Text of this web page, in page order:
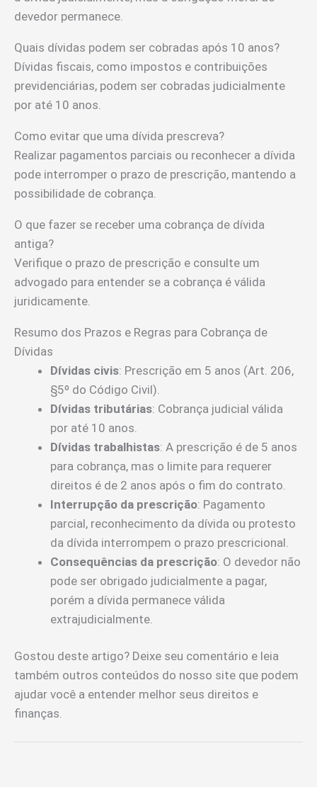
devedor permanece.
Quais dívidas podem ser cobradas após 10 anos?
Dívidas fiscais, como impostos e contribuições
previdenciárias, podem ser cobradas judicialmente
por até 10 anos.
Como evitar que uma dívida prescreva?
Realizar pagamentos parciais ou reconhecer a dívida
pode interromper o prazo de prescrição, mantendo a
possibilidade de cobrança.
O que fazer se receber uma cobrança de dívida
antiga?
Verifique o prazo de prescrição e consulte um
advogado para entender se a cobrança é válida
juridicamente.
Resumo dos Prazos e Regras para Cobrança de
Dívidas
Dívidas civis: Prescrição em 5 anos (Art. 206,
§5º do Código Civil).
Dívidas tributárias: Cobrança judicial válida
por até 10 anos.
Dívidas trabalhistas: A prescrição é de 5 anos
para cobrança, mas o limite para requerer
direitos é de 2 anos após o fim do contrato.
Interrupção da prescrição: Pagamento
parcial, reconhecimento da dívida ou protesto
da dívida interrompem o prazo prescricional.
Consequências da prescrição: O devedor não
pode ser obrigado judicialmente a pagar,
porém a dívida permanece válida
extrajudicialmente.
Gostou deste artigo? Deixe seu comentário e leia
também outros conteúdos do nosso site que podem
ajudar você a entender melhor seus direitos e
finanças.